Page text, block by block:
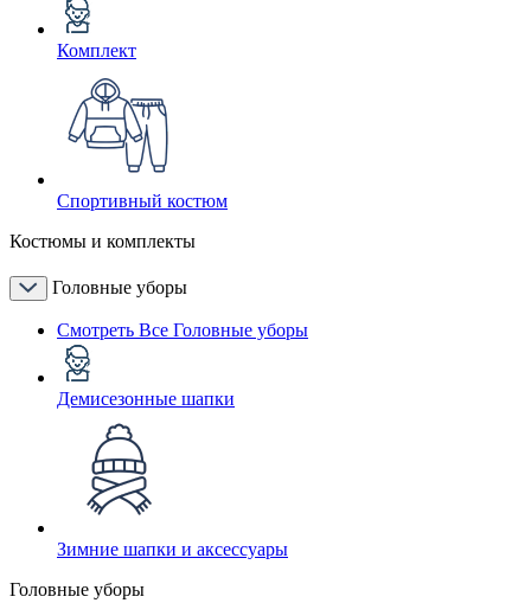
Комплект
Спортивный костюм
Костюмы и комплекты
Головные уборы
Смотреть Все Головные уборы
Демисезонные шапки
Зимние шапки и аксессуары
Головные уборы